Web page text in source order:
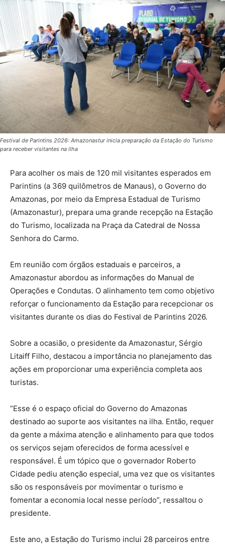
Festival de Parintins 2026: Amazonastur inicia preparação da Estação do Turismo
para receber visitantes na ilha
Para acolher os mais de 120 mil visitantes esperados em
Parintins (a 369 quilômetros de Manaus), o Governo do
Amazonas, por meio da Empresa Estadual de Turismo
(Amazonastur), prepara uma grande recepção na Estação
do Turismo, localizada na Praça da Catedral de Nossa
Senhora do Carmo.
Em reunião com órgãos estaduais e parceiros, a
Amazonastur abordou as informações do Manual de
Operações e Condutas. O alinhamento tem como objetivo
reforçar o funcionamento da Estação para recepcionar os
visitantes durante os dias do Festival de Parintins 2026.
Sobre a ocasião, o presidente da Amazonastur, Sérgio
Litaiff Filho, destacou a importância no planejamento das
ações em proporcionar uma experiência completa aos
turistas.
“Esse é o espaço oficial do Governo do Amazonas
destinado ao suporte aos visitantes na ilha. Então, requer
da gente a máxima atenção e alinhamento para que todos
os serviços sejam oferecidos de forma acessível e
responsável. É um tópico que o governador Roberto
Cidade pediu atenção especial, uma vez que os visitantes
são os responsáveis por movimentar o turismo e
fomentar a economia local nesse período”, ressaltou o
presidente.
Este ano, a Estação do Turismo inclui 28 parceiros entre